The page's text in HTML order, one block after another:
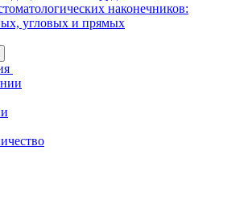
наконечников:
угловых и прямых